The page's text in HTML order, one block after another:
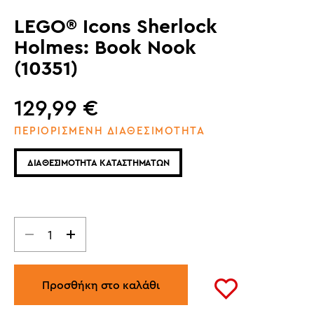
LEGO® Icons Sherlock
Holmes: Book Nook
(10351)
129,99 €
ΠΕΡΙΟΡΙΣΜΕΝΗ ΔΙΑΘΕΣΙΜΟΤΗΤΑ
ΔΙΑΘΕΣΙΜΟΤΗΤΑ ΚΑΤΑΣΤΗΜΑΤΩΝ
Προσθήκη στο καλάθι